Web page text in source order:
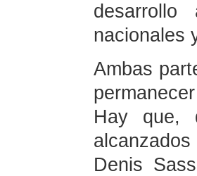
desarrollo
nacionales
Ambas
Hay que,
Denis